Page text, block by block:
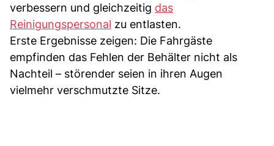
verbessern und gleichzeitig das
Reinigungspersonal zu entlasten.
Erste Ergebnisse zeigen: Die Fahrgäste
empfinden das Fehlen der Behälter nicht als
Nachteil – störender seien in ihren Augen
vielmehr verschmutzte Sitze.